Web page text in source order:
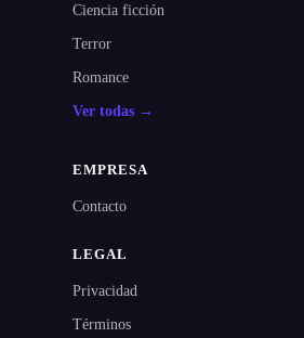
Ciencia ficción
Terror
Romance
Ver todas →
EMPRESA
Contacto
LEGAL
Privacidad
Términos